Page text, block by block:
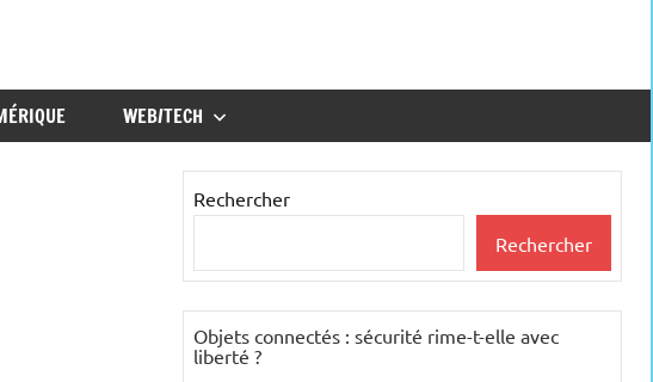
WEB/TECH
Rechercher
Rechercher
Objets connectés : sécurité rime-t-elle avec
liberté ?